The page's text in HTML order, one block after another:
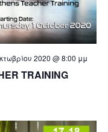
V
i
e
w
N
n
2020 @ 8:00 μμ
TRAINING